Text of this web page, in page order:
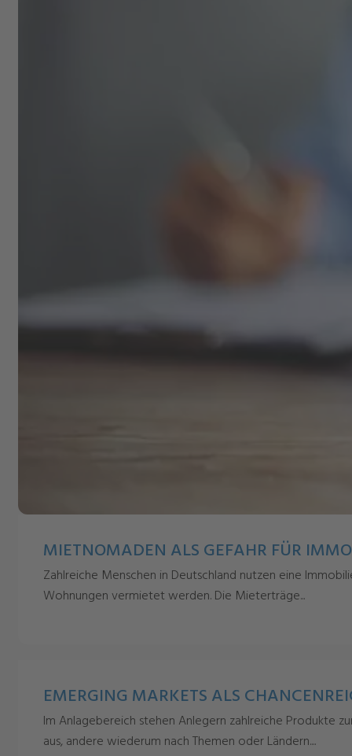
MIETNOMADEN ALS GEFAHR FÜR
Zahlreiche Menschen in Deutschland nutzen eine
Wohnungen vermietet werden. Die Mieterträge...
EMERGING MARKETS ALS
Im Anlagebereich stehen Anlegern zahlreiche Produkte
aus, andere wiederum nach Themen oder Ländern....